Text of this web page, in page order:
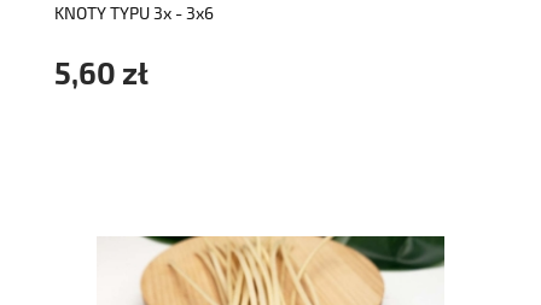
KNOTY TYPU 3x - 3x6
5,60 zł